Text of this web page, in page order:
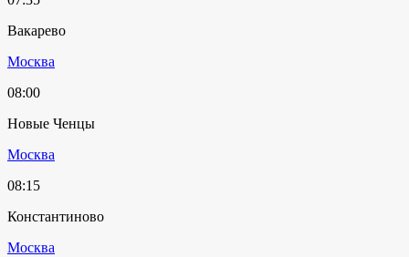
Вакарево
Москва
08:00
Новые Ченцы
Москва
08:15
Константиново
Москва